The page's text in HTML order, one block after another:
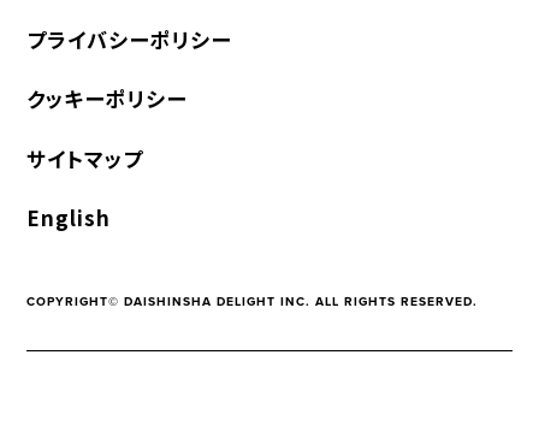
プライバシーポリシー
クッキーポリシー
サイトマップ
English
COPYRIGHT© DAISHINSHA DELIGHT INC. ALL RIGHTS RESERVED.